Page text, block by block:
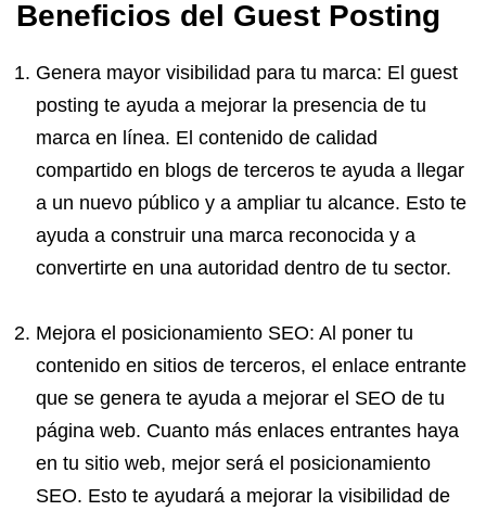
Beneficios del Guest Posting
Genera mayor visibilidad para tu marca: El guest
posting te ayuda a mejorar la presencia de tu
marca en línea. El contenido de calidad
compartido en blogs de terceros te ayuda a llegar
a un nuevo público y a ampliar tu alcance. Esto te
ayuda a construir una marca reconocida y a
convertirte en una autoridad dentro de tu sector.
Mejora el posicionamiento SEO: Al poner tu
contenido en sitios de terceros, el enlace entrante
que se genera te ayuda a mejorar el SEO de tu
página web. Cuanto más enlaces entrantes haya
en tu sitio web, mejor será el posicionamiento
SEO. Esto te ayudará a mejorar la visibilidad de